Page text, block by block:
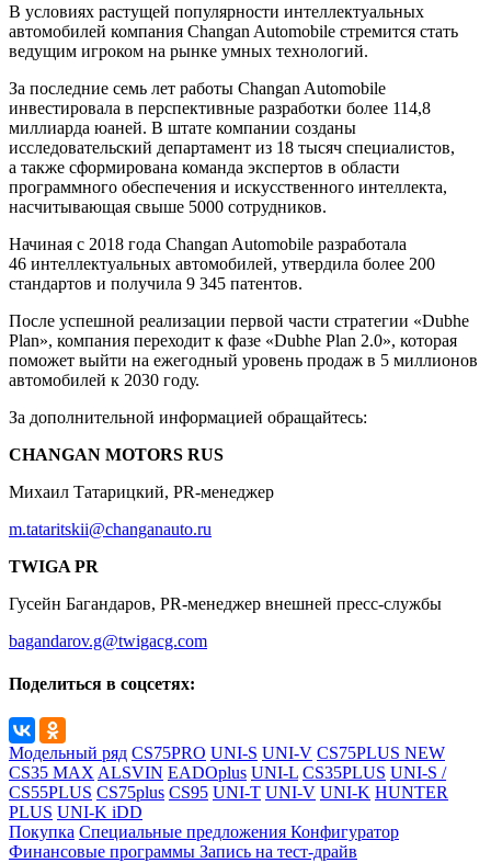
В условиях растущей популярности интеллектуальных
автомобилей компания Changan Automobile стремится стать
ведущим игроком на рынке умных технологий.
За последние семь лет работы Changan Automobile
инвестировала в перспективные разработки более 114,8
миллиарда юаней. В штате компании созданы
исследовательский департамент из 18 тысяч специалистов,
а также сформирована команда экспертов в области
программного обеспечения и искусственного интеллекта,
насчитывающая свыше 5000 сотрудников.
Начиная с 2018 года Changan Automobile разработала
46 интеллектуальных автомобилей, утвердила более 200
стандартов и получила 9 345 патентов.
После успешной реализации первой части стратегии «Dubhe
Plan», компания переходит к фазе «Dubhe Plan 2.0», которая
поможет выйти на ежегодный уровень продаж в 5 миллионов
автомобилей к 2030 году.
За дополнительной информацией обращайтесь:
CHANGAN MOTORS RUS
Михаил Татарицкий, PR-менеджер
m.tataritskii@changanauto.ru
TWIGA PR
Гусейн Багандаров, PR-менеджер внешней пресс-службы
bagandarov.g@twigacg.com
Поделиться в соцсетях:
Модельный ряд CS75PRO UNI-S UNI-V CS75PLUS NEW
CS35 MAX ALSVIN EADOplus UNI-L CS35PLUS UNI-S /
CS55PLUS CS75plus CS95 UNI-T UNI-V UNI-K HUNTER
PLUS UNI-K iDD
Покупка Специальные предложения Конфигуратор
Финансовые программы Запись на тест-драйв